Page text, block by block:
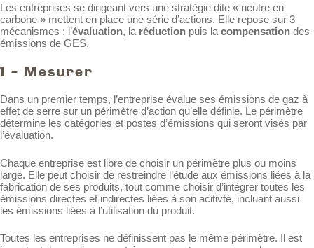
Les entreprises se dirigeant vers une stratégie dite « neutre en
carbone » mettent en place une série d’actions. Elle repose sur 3
mécanismes : l’évaluation, la réduction puis la compensation des
émissions de GES.
1 - Mesurer
Dans un premier temps, l’entreprise évalue ses émissions de gaz à
effet de serre sur un périmètre d’action qu’elle définie. Le périmètre
détermine les catégories et postes d’émissions qui seront visés par
l’évaluation.
Chaque entreprise est libre de choisir un périmètre plus ou moins
large. Elle peut choisir de restreindre l’étude aux émissions liées à la
fabrication de ses produits, tout comme choisir d’intégrer toutes les
émissions directes et indirectes liées à son acitivté, incluant aussi
les émissions liées à l’utilisation du produit.
Toutes les entreprises ne définissent pas le même périmètre. Il est